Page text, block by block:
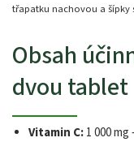
třapatku nachovou a šípky
Obsah
dvou tablet
Vitamin C:1 000 mg